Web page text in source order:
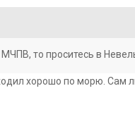
то проситесь в
хорошо по морю. Сам